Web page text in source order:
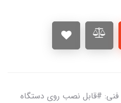
#قابل نصب روی دستگاه